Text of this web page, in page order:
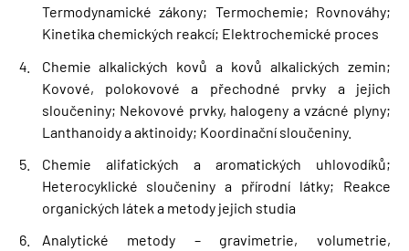
Termodynamické zákony; Termochemie; Rovnováhy;
Kinetika chemických reakcí; Elektrochemické proces
Chemie alkalických kovů a kovů alkalických zemin;
Kovové, polokovové a přechodné prvky a jejich
sloučeniny; Nekovové prvky, halogeny a vzácné plyny;
Lanthanoidy a aktinoidy; Koordinační sloučeniny.
Chemie alifatických a aromatických uhlovodíků;
Heterocyklické sloučeniny a přírodní látky; Reakce
organických látek a metody jejich studia
Analytické metody – gravimetrie, volumetrie,